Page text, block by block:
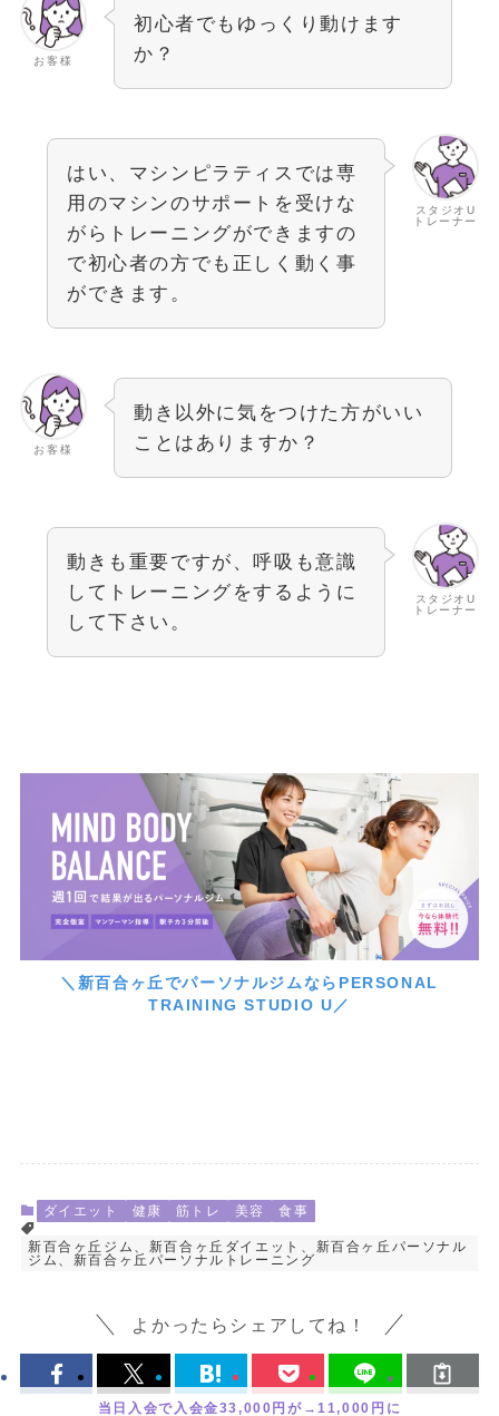
お客様
初心者でもゆっくり動けます
か？
スタジオU
トレーナー
はい、マシンピラティスでは専
用のマシンのサポートを受けな
がらトレーニングができますの
で初心者の方でも正しく動く事
ができます。
お客様
動き以外に気をつけた方がいい
ことはありますか？
スタジオU
トレーナー
動きも重要ですが、呼吸も意識
してトレーニングをするように
して下さい。
＼新百合ヶ丘でパーソナルジムならPERSONAL
TRAINING STUDIO U／
ダイエット 健康 筋トレ 美容 食事
新百合ヶ丘ジム、新百合ヶ丘ダイエット、新百合ヶ丘パーソナル
ジム、新百合ヶ丘パーソナルトレーニング
よかったらシェアしてね！
当日入会で入会金33,000円が→11,000円に